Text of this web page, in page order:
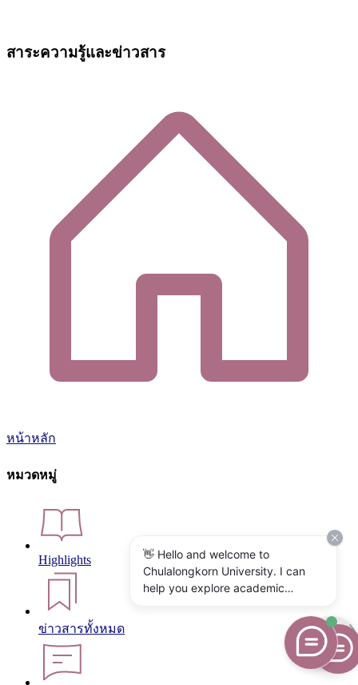
สาระความรู้และข่าวสาร
หน้าหลัก
หมวดหมู่
Highlights
ข่าวสารทั้งหมด
👋 Hello and welcome to
Chulalongkorn University. I can
help you explore academic